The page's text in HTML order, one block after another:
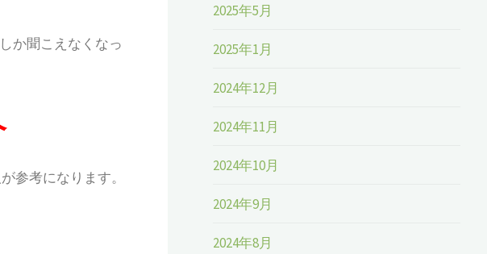
か聞こえなくなっ
参考になります。
2025年5月
2025年1月
2024年12月
2024年11月
2024年10月
2024年9月
2024年8月